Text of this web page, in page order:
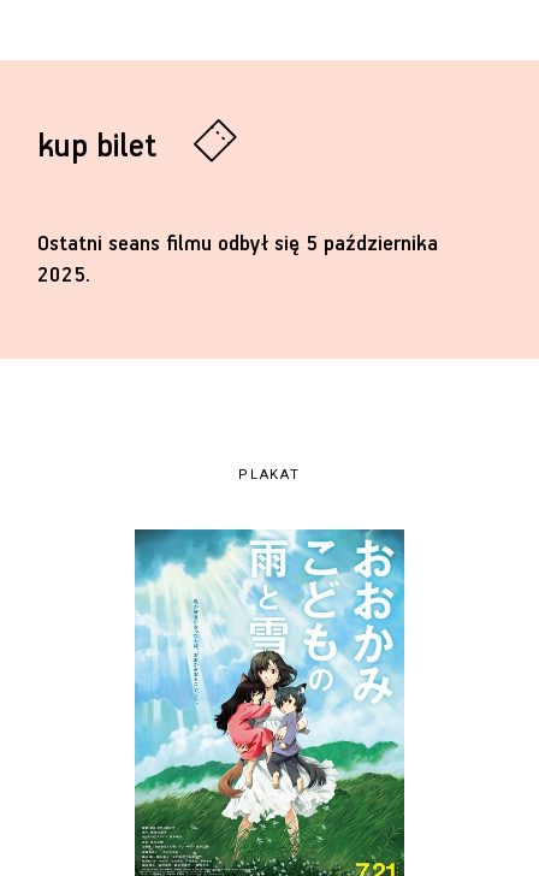
kup bilet
Ostatni seans filmu odbył się 5 października
2025.
PLAKAT